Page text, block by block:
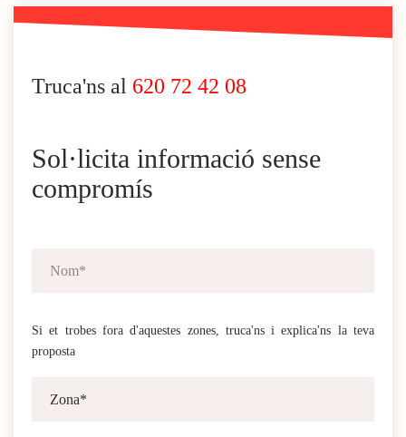
Truca'ns al 620 72 42 08
Sol·licita informació sense
compromís
Si et trobes fora d'aquestes zones, truca'ns i explica'ns la teva
proposta